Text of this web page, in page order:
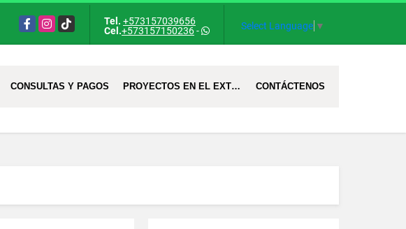
FacebookInstagram
TikTok Tel. +573157039656
Cel.+573157150236- Select Language ▼
CONSULTAS Y PAGOS PROYECTOS EN EL EXTRANJERO CONTÁCTENOS